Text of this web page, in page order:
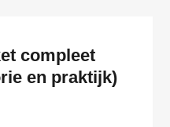
compleet
en praktijk)